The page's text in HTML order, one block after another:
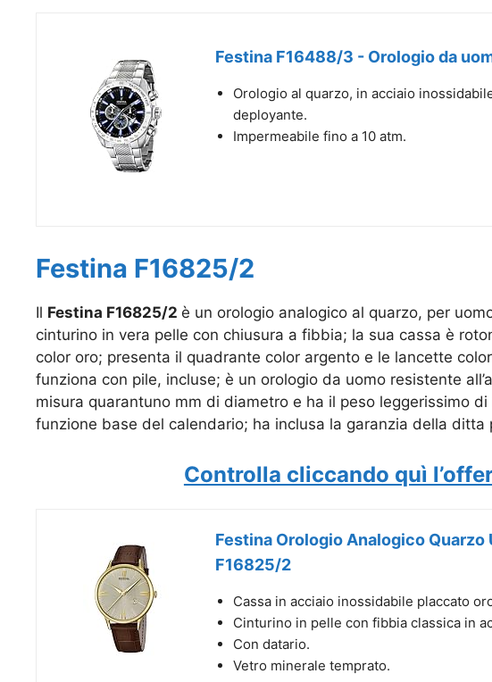
Festina F16488/3 - Orologio da
Orologio al quarzo, in acciaio
deployante.
Impermeabile fino a 10 atm.
Festina F16825/2
Il Festina F16825/2 è un orologio analogico al quarzo, per
cinturino in vera pelle con chiusura a fibbia; la sua cassa è
color oro; presenta il quadrante color argento e le lancette
funziona con pile, incluse; è un orologio da uomo resistente
misura quarantuno mm di diametro e ha il peso leggerissimo
funzione base del calendario; ha inclusa la garanzia della
Controlla cliccando quì
Festina Orologio Analogico
F16825/2
Cassa in acciaio inossidabile placcato
Cinturino in pelle con fibbia classica in
Con datario.
Vetro minerale temprato.